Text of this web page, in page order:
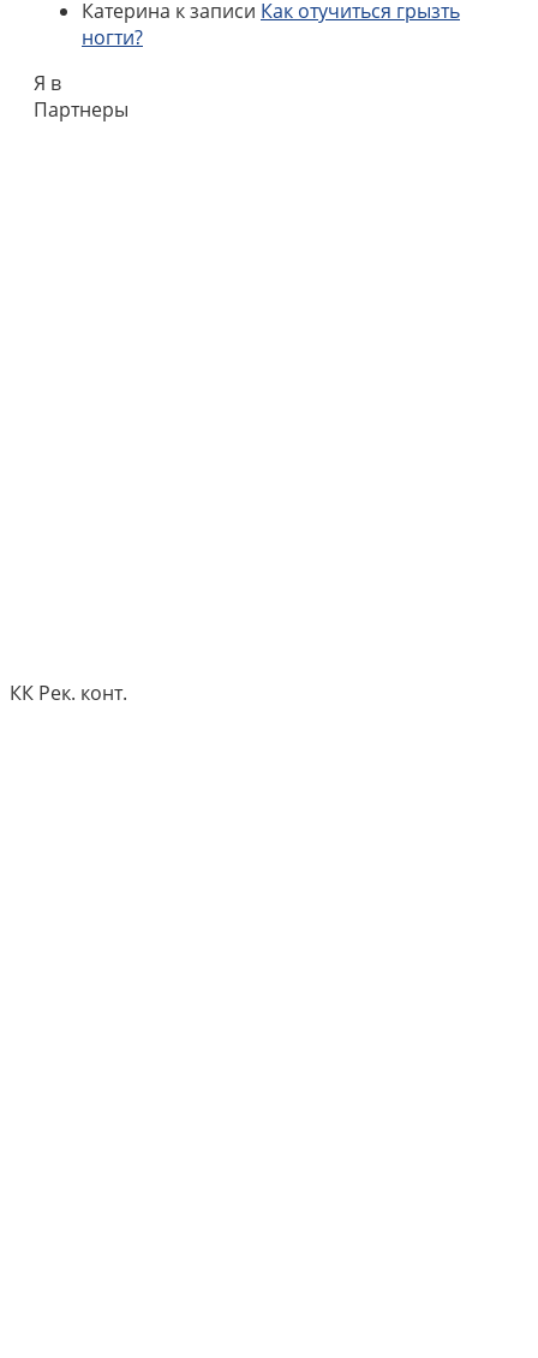
Катерина к записи Как отучиться грызть
ногти?
Я в
Партнеры
КК Рек. конт.